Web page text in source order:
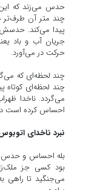
حدس می‌زند که این
چند متر آن طرف‌تر
پیدا می‌کند.
جریان آب و باد
حرکت در می‌آورد.
چند لحظه‌ای که
چند لحظه‌ای کوتاه
می‌گردد. ناخدا
احساس کرده است
نبرد ناخدای
بله احساس و حدس
بود کسی جز
می‌جنگید تا راهی